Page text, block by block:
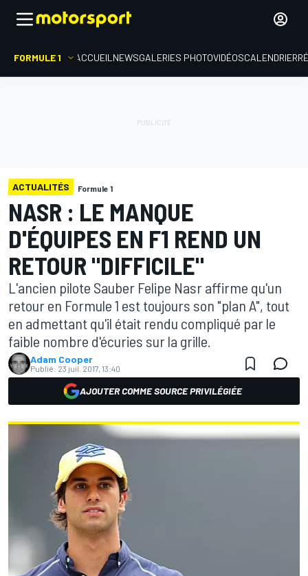
FORMULE 1 ACCUEIL NEWSGALERIES PHOTOVIDÉOSCALENDRIER
ACTUALITÉS Formule 1
NASR : LE MANQUE
D'ÉQUIPES EN F1 REND UN
RETOUR "DIFFICILE"
L'ancien pilote Sauber Felipe Nasr affirme qu'un
retour en Formule 1 est toujours son "plan A", tout
en admettant qu'il était rendu compliqué par le
faible nombre d'écuries sur la grille.
Adam Cooper
Publié: 23 juil. 2017, 13:40
AJOUTER COMME SOURCE PRIVILÉGIÉE